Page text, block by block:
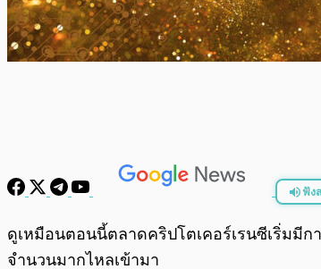
ฟัง
ดูเหมือนตอนนี้ตลาดคริปโตเคอร์เรนซีเริ่มมี
จำนวนมากไหลเข้ามา